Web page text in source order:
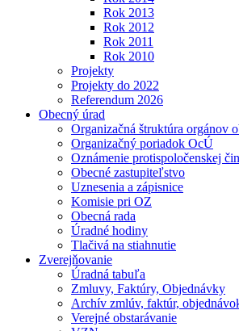
Rok 2013
Rok 2012
Rok 2011
Rok 2010
Projekty
Projekty do 2022
Referendum 2026
Obecný úrad
Organizačná štruktúra orgánov
Organizačný poriadok OcÚ
Oznámenie protispoločenskej
Obecné zastupiteľstvo
Uznesenia a zápisnice
Komisie pri OZ
Obecná rada
Úradné hodiny
Tlačivá na stiahnutie
Zverejňovanie
Úradná tabuľa
Zmluvy, Faktúry, Objednávky
Archív zmlúv, faktúr,
Verejné obstarávanie